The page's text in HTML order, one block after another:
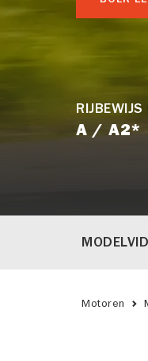
RIJBEWIJS
A / A2*
Motoren